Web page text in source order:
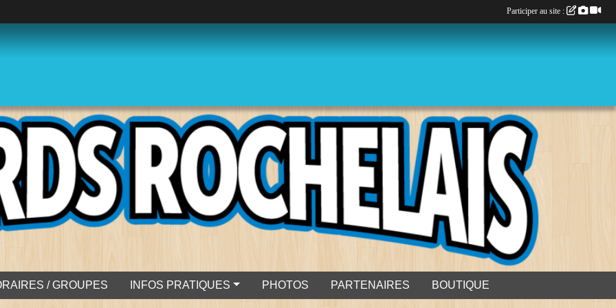
/ GROUPES INFOS PRATIQUES PHOTOS PARTENAIRES BOUTIQUE
Participer au site :